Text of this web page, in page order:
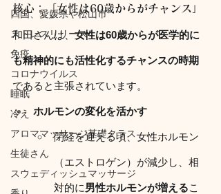
四国、愛媛県や松山市
ストレスリリース
免疫
コロナウイルス
睡眠
冷え
アロママッサージ基礎クラス
生徒さん
スウェディッシュマッサージ
核心：「女性は60歳からがチャンス」
和田さんは、女性は60歳からが医学的に
も精神的にも活性化するチャンスの時期
であると主張されています。
ホルモンの変化を活かす
閉経を迎える頃、女性ホルモン
（エストロゲン）が減少し、相
対的に男性ホルモンが増えるこ